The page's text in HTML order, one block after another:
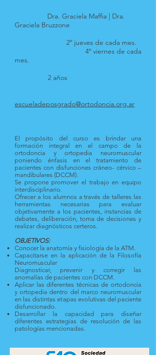
Dra. Graciela Maffia | Dra.
Graciela Bruzzone
2º jueves de cada mes.
4º viernes de cada
mes.
2 años
escueladeposgrado@ortodoncia.org.ar
El propósito del curso es brindar una
formación integral en el campo de la
ortodoncia y ortopedia neuromuscular
poniendo énfasis en el tratamiento de
pacientes con disfunciones cráneo- cérvico –
mandibulares (DCCM).
Se propone promover el trabajo en equipo
interdisciplinario.
Ofrecer a los alumnos a través de talleres las
herramientas necesarias para evaluar
objetivamente a los pacientes, instancias de
debates, deliberación, toma de decisiones y
realizar diagnósticos certeros.
OBJETIVOS:
Conocer la anatomía y fisiología de la ATM.
Capacitarse en la aplicación de la Filosofía
Neuromuscular
Diagnosticar, prevenir y corregir las
anomalías de pacientes con DCCM.
Aplicar las diferentes técnicas de ortodoncia
y ortopedia dentro del marco neuromuscular
en las distintas etapas evolutivas del paciente
disfuncionado.
Desarrollar la capacidad para diseñar
diferentes estrategias de resolución de las
patologías mencionadas.